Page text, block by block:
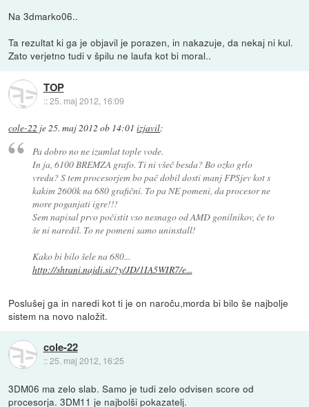
Na 3dmarko06..
Ta rezultat ki ga je objavil je porazen, in nakazuje, da nekaj ni kul.
Zato verjetno tudi v špilu ne laufa kot bi moral..
TOP
::25. maj 2012, 16:09
cole-22 je25. maj 2012 ob 14:01 izjavil:
Pa dobro no ne izumlat tople vode.
In ja, 6100 BREMZA grafo. Ti ni všeč besda? Bo ozko grlo
vredu? S tem procesorjem bo pač dobil dosti manj FPSjev kot s
kakim 2600k na 680 grafični. To pa NE pomeni, da procesor ne
more poganjati igre!!!
Sem napisal prvo počistit vso nesnago od AMD gonilnikov, če to
še ni naredil. To ne pomeni samo uninstall!
Kako bi bilo šele na 680...
http://shrani.najdi.si/?y/JD/1IA5WIR7/e...
Poslušej ga in naredi kot ti je on naroču,morda bi bilo še najbolje
sistem na novo naložit.
cole-22
::25. maj 2012, 16:25
3DM06 ma zelo slab. Samo je tudi zelo odvisen score od
procesorja. 3DM11 je najbolši pokazatelj.